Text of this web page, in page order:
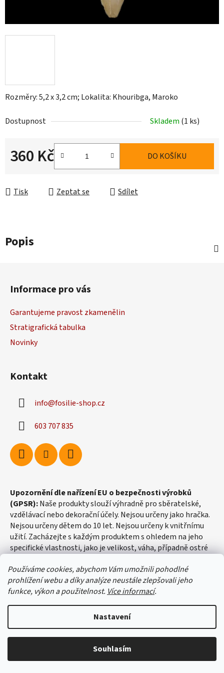
Používáme cookies, abychom Vám umožnili pohodlné
prohlížení webu a díky analýze neustále zlepšovali jeho
funkce, výkon a použitelnost. Více informací.
Nastavení
Souhlasím
Rozměry: 5,2 x 3,2 cm; Lokalita: Khouribga, Maroko
Dostupnost Skladem (1 ks)
360 Kč DO KOŠÍKU
Tisk Zeptat se Sdílet
Popis
Informace pro vás
Garantujeme pravost zkamenělin
Stratigrafická tabulka
Novinky
Kontakt
info@fosilie-shop.cz
603 707 835
Upozornění dle nařízení EU o bezpečnosti výrobků
(GPSR):Naše produkty slouží výhradně pro sběratelské,
vzdělávací nebo dekorační účely. Nejsou určeny jako hračka.
Nejsou určeny dětem do 10 let. Nejsou určeny k vnitřnímu
užití. Zacházejte s každým produktem s ohledem na jeho
specifické vlastnosti, jako je velikost, váha, případně ostré
Vytvořil Shoptet
fosilie-shop.cz. Všechna práva vyhrazena.
Upravit nastavení cookies